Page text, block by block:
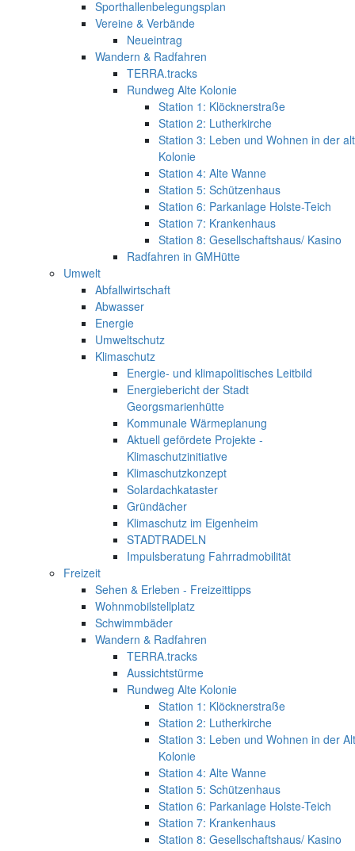
Sporthallenbelegungsplan
Vereine & Verbände
Neueintrag
Wandern & Radfahren
TERRA.tracks
Rundweg Alte Kolonie
Station 1: Klöcknerstraße
Station 2: Lutherkirche
Station 3: Leben und Wohnen in der
Kolonie
Station 4: Alte Wanne
Station 5: Schützenhaus
Station 6: Parkanlage Holste-Teich
Station 7: Krankenhaus
Station 8: Gesellschaftshaus/ Kasino
Radfahren in GMHütte
Umwelt
Abfallwirtschaft
Abwasser
Energie
Umweltschutz
Klimaschutz
Energie- und klimapolitisches Leitbild
Energiebericht der Stadt
Georgsmarienhütte
Kommunale Wärmeplanung
Aktuell gefördete Projekte -
Klimaschutzinitiative
Klimaschutzkonzept
Solardachkataster
Gründächer
Klimaschutz im Eigenheim
STADTRADELN
Impulsberatung Fahrradmobilität
Freizeit
Sehen & Erleben - Freizeittipps
Wohnmobilstellplatz
Schwimmbäder
Wandern & Radfahren
TERRA.tracks
Aussichtstürme
Rundweg Alte Kolonie
Station 1: Klöcknerstraße
Station 2: Lutherkirche
Station 3: Leben und Wohnen in der
Kolonie
Station 4: Alte Wanne
Station 5: Schützenhaus
Station 6: Parkanlage Holste-Teich
Station 7: Krankenhaus
Station 8: Gesellschaftshaus/ Kasino